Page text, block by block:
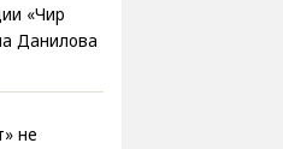
«Чир
Данилова
не